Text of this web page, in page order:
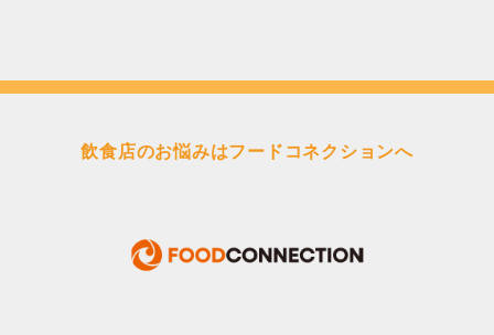
飲食店のお悩みはフードコネクションへ